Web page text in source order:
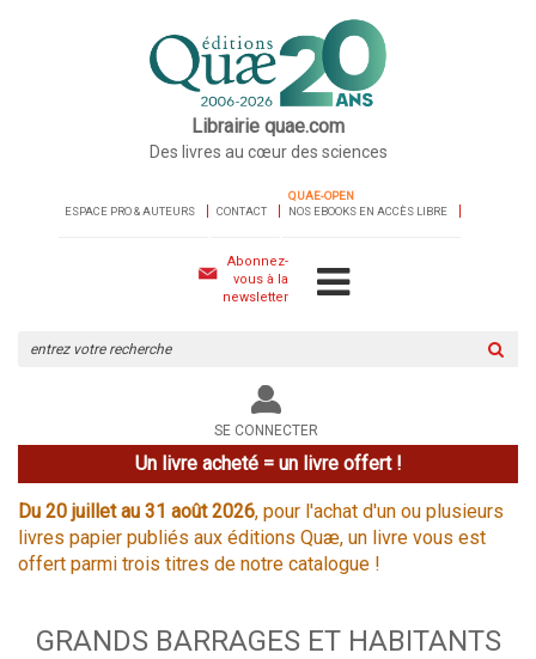
Librairie quae.com
Des livres au cœur des sciences
ESPACE PRO & AUTEURS CONTACT
QUAE-OPEN
NOS EBOOKS EN ACCÈS LIBRE
Abonnez-
vous à la
newsletter
le
site
SE CONNECTER
Un livre acheté = un livre offert !
Du 20 juillet au 31 août 2026, pour l'achat d'un ou plusieurs
livres papier publiés aux éditions Quæ, un livre vous est
offert parmi trois titres de notre catalogue !
GRANDS BARRAGES ET HABITANTS